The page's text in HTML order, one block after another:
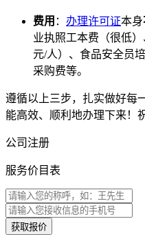
费用 ： 办理许可证本身
业执照工本费（很低
元/人）、食品安全员
采购费等。
遵循以上三步，扎实做好每
能高效、顺利地办理下来！
公司注册
服务价目表
获取报价